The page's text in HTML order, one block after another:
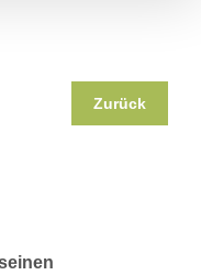
Zurück